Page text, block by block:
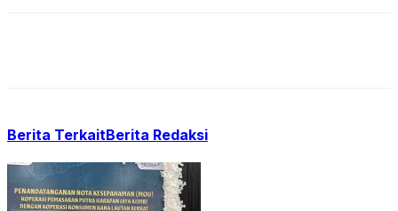
Berita TerkaitBerita Redaksi